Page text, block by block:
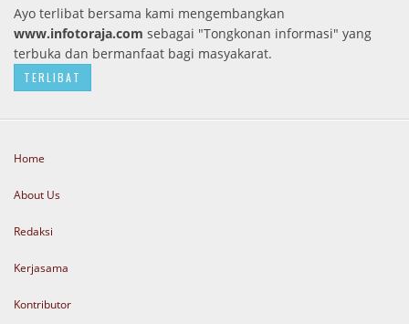
Ayo terlibat bersama kami mengembangkan
www.infotoraja.com sebagai "Tongkonan informasi" yang
terbuka dan bermanfaat bagi masyakarat.
TERLIBAT
Home
About Us
Redaksi
Kerjasama
Kontributor